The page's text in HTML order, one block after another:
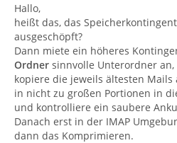
Hallo,
heißt das, das
ausgeschöpft?
Dann miete ein höheres
Ordner sinnvolle Unterordner an,
kopiere die jeweils ältesten Mails
in nicht zu großen Portionen in
und kontrolliere ein saubere
Danach erst in der IMAP
dann das Komprimieren.